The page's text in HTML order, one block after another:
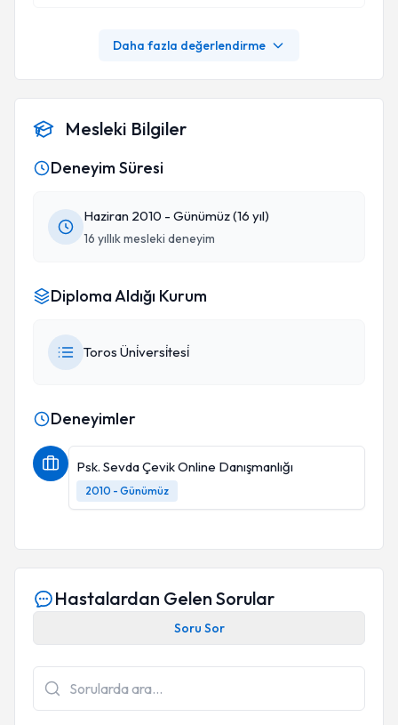
Daha fazla değerlendirme
Mesleki Bilgiler
Deneyim Süresi
Haziran 2010 - Günümüz (16 yıl)
16 yıllık mesleki deneyim
Diploma Aldığı Kurum
Toros Üni̇versi̇tesi̇
Deneyimler
Psk. Sevda Çevik Online Danışmanlığı
2010 - Günümüz
Hastalardan Gelen Sorular
Soru Sor